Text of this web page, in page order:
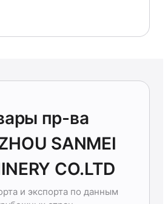
пр-ва
SANMEI
CO.LTD
и экспорта по данным